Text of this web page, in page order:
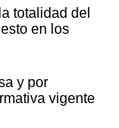
totalidad del
en los
y por
vigente